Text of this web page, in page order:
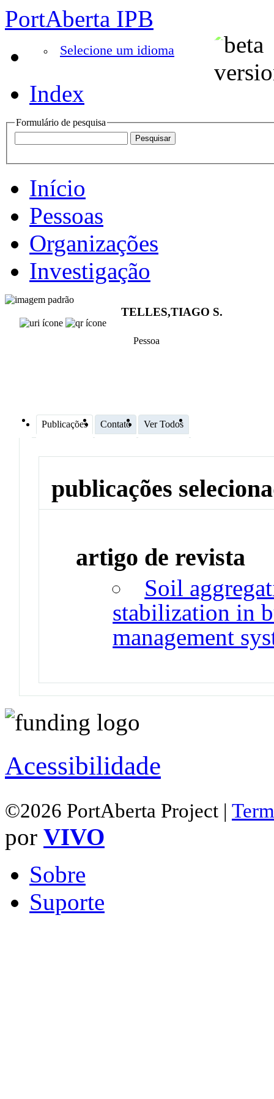
PortAberta IPB
Selecione um idioma
Index
Formulário de pesquisa
Início
Pessoas
Organizações
Investigação
TELLES,TIAGO S.
Pessoa
Publicações Contato Ver Todos
publicações
artigo de revista
Soil
stabilization in
management
Acessibilidade
©2026 PortAberta Project |
por VIVO
Sobre
Suporte